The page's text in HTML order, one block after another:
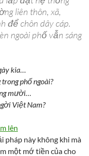
liên thôn, xã,
để chôn dây cáp.
ngoài phố vẫn sáng
kia…
phố ngoài?
mười…
Việt Nam?
lên
pháp này không khi mà
một mớ tiền của cho